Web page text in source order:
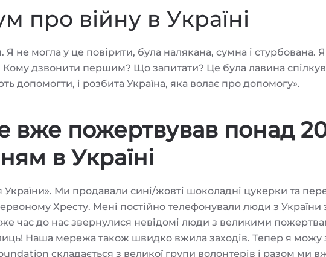
про війну в Україні
не могла у це повірити, була налякана, сумна і стурбована. Я
Кому дзвонити першим? Що запитати? Це була лавина
допомогти, і розбита Україна, яка волає про допомогу».
вже пожертвував понад
в Україні
України». Ми продавали сині/жовті шоколадні цукерки та
Хресту. Мені постійно телефонували люди з України
час до нас звернулися невідомі люди з великими
Наша мережа також швидко вжила заходів. Тепер я можу
складається з великої групи волонтерів і разом ми